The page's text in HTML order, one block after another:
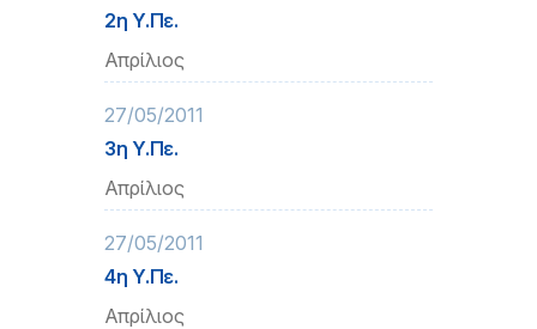
2η Υ.Πε.
Απρίλιος
27/05/2011
3η Υ.Πε.
Απρίλιος
27/05/2011
4η Υ.Πε.
Απρίλιος